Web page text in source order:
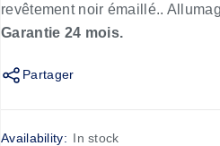
revêtement noir émaillé..
Garantie 24 mois.
Partager
Availability: In stock